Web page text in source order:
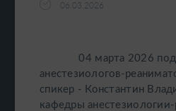
06.03.2026
04 марта 2026 под
анестезиологов-
спикер - Константин
кафедры